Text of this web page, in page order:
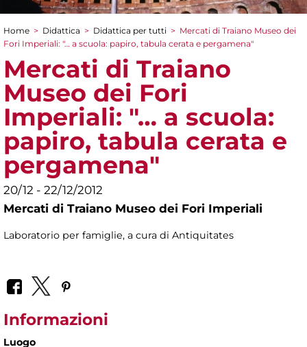
Tu sei qui
Home > Didattica > Didattica per tutti > Mercati di Traiano Museo dei
Fori Imperiali: "… a scuola: papiro, tabula cerata e pergamena"
Mercati di Traiano
Museo dei Fori
Imperiali: "… a scuola:
papiro, tabula cerata e
pergamena"
20/12 - 22/12/2012
Mercati di Traiano Museo dei Fori Imperiali
Laboratorio per famiglie, a cura di Antiquitates
Informazioni
Luogo